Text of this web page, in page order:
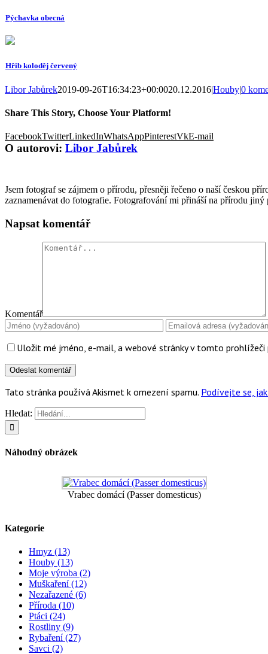
Pýchavka obecná
Hřib koloděj červený
Libor Jabůrek2019-09-26T16:34:23+00:0020.12.2016|Houby|0
Share This Story, Choose Your Platform!
FacebookTwitterLinkedInWhatsAppPinterestVkE-mail
O autorovi: Libor Jabůrek
Jsem fotograf se zájmem o přírodu, přesněji řečeno o naší českou
zaznamenávat do fotografie. Fotografování mi přináší na přírodu
Napsat komentář
Komentář
Uložit mé jméno, e-mail, a webové stránky v tomto prohlížeči
Tato stránka používá Akismet k omezení spamu. Podívejte se,
Hledat:
Náhodný obrázek
Vrabec domácí (Passer domesticus)
Kategorie
Hmyz (13)
Houby (13)
Moje výroba (2)
Muškaření (12)
Nezařazené (6)
Příroda (10)
Ptáci (24)
Rostliny (9)
Rybaření (27)
Savci (2)